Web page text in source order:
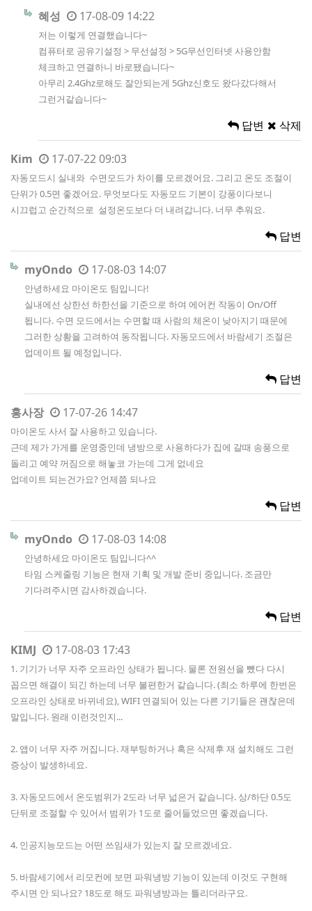
혜성 17-08-09 14:22
저는 이렇게 연결했습니다~
컴퓨터로 공유기설정 > 무선설정 > 5G무선인터넷 사용안함
체크하고 연결하니 바로됐습니다~
아무리 2.4Ghz로해도 잘안되는게 5Ghz신호도 왔다갔다해서
그런거같습니다~
답변 삭제
Kim 17-07-22 09:03
자동모드시 실내와 수면모드가 차이를 모르겠어요. 그리고 온도 조절이
단위가 0.5면 좋겠어요. 무엇보다도 자동모드 기본이 강풍이다보니
시끄럽고 순간적으로 설정온도보다 더 내려갑니다. 너무 추워요.
답변
myOndo 17-08-03 14:07
안녕하세요 마이온도 팀입니다!
실내에선 상한선 하한선을 기준으로 하여 에어컨 작동이 On/Off
됩니다. 수면 모드에서는 수면할 때 사람의 체온이 낮아지기 때문에
그러한 상황을 고려하여 동작됩니다. 자동모드에서 바람세기 조절은
업데이트 될 예정입니다.
답변
홍사장 17-07-26 14:47
마이온도 사서 잘 사용하고 있습니다.
근데 제가 가게를 운영중인데 냉방으로 사용하다가 집에 갈때 송풍으로
돌리고 예약 꺼짐으로 해놓코 가는데 그게 없네요
업데이트 되는건가요? 언제쯤 되나요
답변
myOndo 17-08-03 14:08
안녕하세요 마이온도 팀입니다^^
타임 스케줄링 기능은 현재 기획 및 개발 준비 중입니다. 조금만
기다려주시면 감사하겠습니다.
답변
KIMJ 17-08-03 17:43
1. 기기가 너무 자주 오프라인 상태가 됩니다. 물론 전원선을 뺐다 다시
꼽으면 해결이 되긴 하는데 너무 불편한거 같습니다. (최소 하루에 한번은
오프라인 상태로 바뀌네요), WIFI 연결되어 있는 다른 기기들은 괜찮은데
말입니다. 원래 이런것인지...
2. 앱이 너무 자주 꺼집니다. 재부팅하거나 혹은 삭제후 재 설치해도 그런
증상이 발생하네요.
3. 자동모드에서 온도범위가 2도라 너무 넓은거 같습니다. 상/하단 0.5도
단뒤로 조절할 수 있어서 범위가 1도로 줄어들었으면 좋겠습니다.
4. 인공지능모드는 어떤 쓰임새가 있는지 잘 모르겠네요.
5. 바람세기에서 리모컨에 보면 파워냉방 기능이 있는데 이것도 구현해
주시면 안 되나요? 18도로 해도 파워냉방과는 틀리더라구요.